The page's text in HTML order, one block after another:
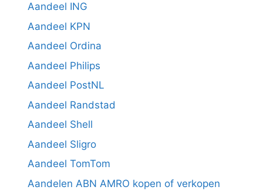
Aandeel ING
Aandeel KPN
Aandeel Ordina
Aandeel Philips
Aandeel PostNL
Aandeel Randstad
Aandeel Shell
Aandeel Sligro
Aandeel TomTom
Aandelen ABN AMRO kopen of verkopen